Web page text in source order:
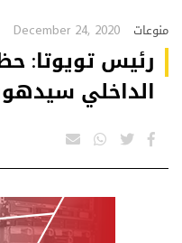
منوعات December 24, 2020
رئيس تويوتا:
الداخلي